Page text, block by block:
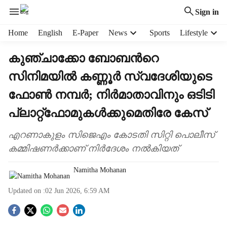
Sign in
Home English E-Paper News Sports Lifestyle
കുഞ്ചാക്കോ ബോബന്‍റെ
സിനിമയിൽ കണ്ണൂർ സ്വദേശിയുടെ
ഫോൺ നമ്പർ; നിർമാതാവിനും ഒടിടി
പ്ലാറ്റ്‌ഫോമുകൾക്കുമെതിരേ കേസ്
എറണാകുളം സിജെഎം കോടതി സിറ്റി പൊലീസ്
കമ്മിഷണർക്കാണ് നിർദേശം നൽകിയത്
Namitha Mohanan
Updated on :02 Jun 2026, 6:59 AM
S